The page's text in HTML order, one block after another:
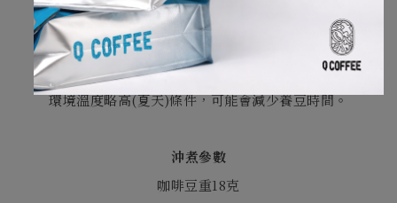
養豆時間
淺烘焙及淺中焙咖啡豆
中烘焙、中深、深烘焙
環境溫度略高(夏天)條件，可能會減少養豆時間。
沖煮參數
咖啡豆重18克